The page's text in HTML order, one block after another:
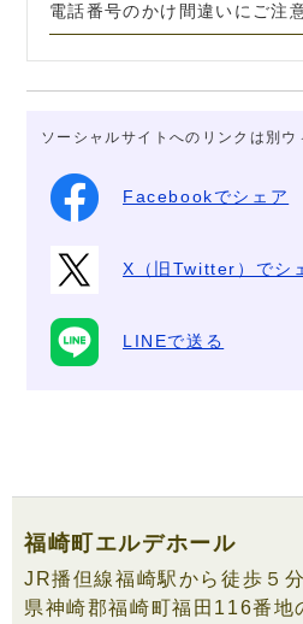
電話番号のかけ間違いにご注
ソーシャルサイトへのリンクは別ウ
Facebookでシェア
X（旧Twitter）でシ
LINEで送る
福崎町エルデホール
JR播但線福崎駅から徒歩
県神崎郡福崎町福田116番地